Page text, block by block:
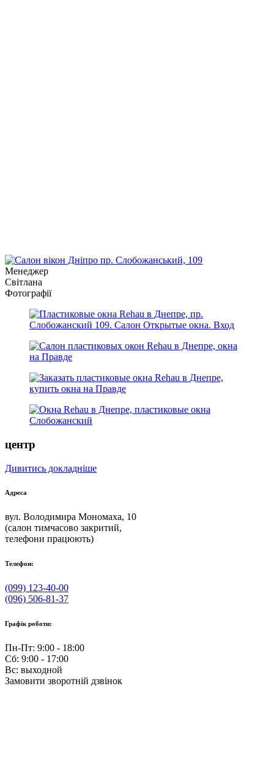
Менеджер
Світлана
Фотографії
центр
Дивитись докладніше
Адреса
вул. Володимира Мономаха, 10
(салон тимчасово закритий,
телефони працюють)
Телефон:
(099) 123-40-00
(096) 506-81-37
Графік роботи:
Пн-Пт: 9:00 - 18:00
Сб: 9:00 - 17:00
Вс: выходной
Замовити зворотній дзвінок